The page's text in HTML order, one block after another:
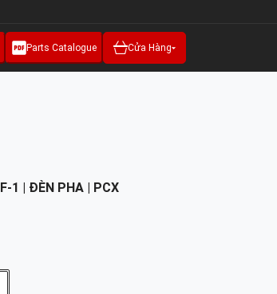
Parts Catalogue Cửa Hàng
F-1 | ĐÈN PHA | PCX